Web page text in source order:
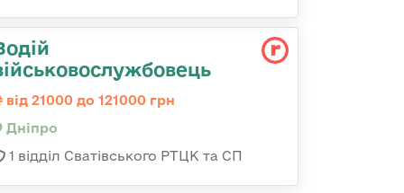
від 21000 до 121000 грн
Дніпро
1 відділ Сватівського РТЦК та СП